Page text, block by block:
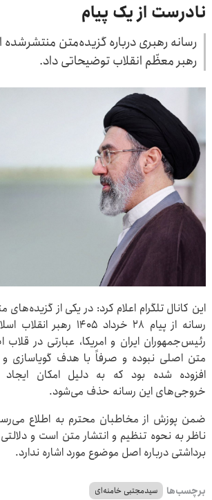
نادرست از یک پیام
رهبر معظّم انقلاب توضیحاتی داد.
این کانال تلگرام اعلام کرد: در یکی از
رسانه از پیام ۲۸ خرداد
رئیس‌جمهوران ایران و امریکا، عبارتی در
متن اصلی نبوده و صرفاً با هدف
افزوده شده بود که به دلیل امکان ایجاد
خروجی‌های این رسانه حذف می‌شود.
ضمن پوزش از مخاطبان محترم به اطلاع
ناظر به نحوه تنظیم و انتشار متن است و دلالتی
برداشتی درباره اصل موضوع مورد اشاره ندارد.
برچسب‌ها سیدمجتبی خامنه‌ای